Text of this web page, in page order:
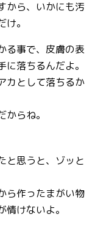
から、いかにも汚
。
る事で、皮膚の表
落ちるんだよ。
カとして落ちるか
らね。
と思うと、ゾッと
ら作ったまがい物
けないよ。